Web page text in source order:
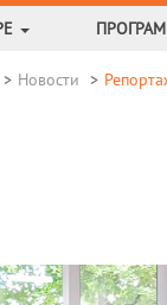
Новости